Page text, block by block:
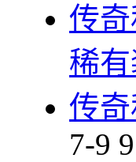
传
稀有
传
7-9